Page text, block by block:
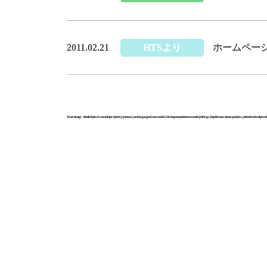
2011.02.21 HTSより ホームペー
Warning: Undefined variable $the_query in/home/sakuraxex02/hts-grouphome.com/public_html/wordpress/wp-content/themes/
Warning: Attempt to read property "max_num_pages" on null in/home/sakuraxex02/hts-grouphome.com/public_html/